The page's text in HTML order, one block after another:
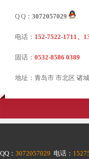
Q Q： 3072057029
电话： 152-7522-1711、
固话： 0532-8586 0389
地址：青岛市 市北区 诸
QQ： 3072057029 电话：